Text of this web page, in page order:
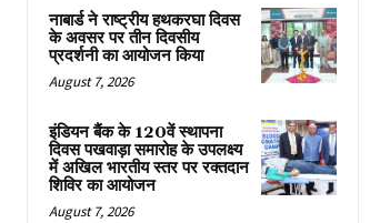
नाबार्ड ने राष्ट्रीय हथकरघा दिवस
के अवसर पर तीन दिवसीय
प्रदर्शनी का आयोजन किया
August 7, 2026
इंडियन बैंक के 120वें स्थापना
दिवस पखवाड़ा समारोह के उपलक्ष्य
में अखिल भारतीय स्तर पर रक्तदान
शिविर का आयोजन
August 7, 2026